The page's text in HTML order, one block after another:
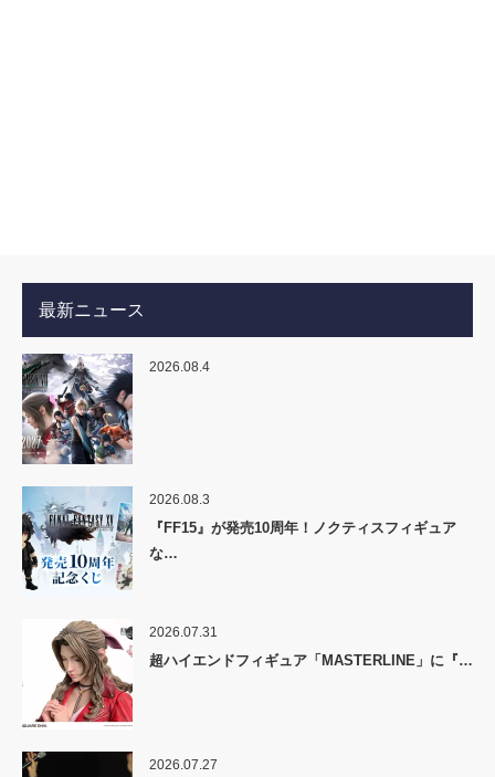
最新ニュース
2026.08.4
2026.08.3
『FF15』が発売10周年！ノクティスフィギュア
な…
2026.07.31
超ハイエンドフィギュア「MASTERLINE」に『…
2026.07.27